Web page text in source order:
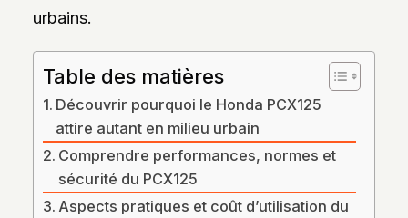
urbains.
Table des matières
Découvrir pourquoi le Honda PCX125
attire autant en milieu urbain
Comprendre performances, normes et
sécurité du PCX125
Aspects pratiques et coût d’utilisation du